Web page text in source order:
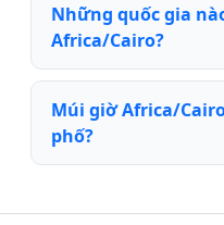
Những quốc gia
Africa/Cairo?
Múi giờ Africa/
phố?